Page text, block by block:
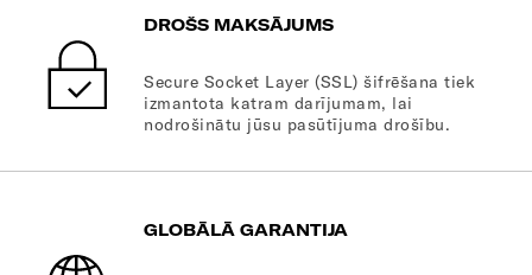
DROŠS MAKSĀJUMS
Secure Socket Layer (SSL) šifrēšana tiek
izmantota katram darījumam, lai
nodrošinātu jūsu pasūtījuma drošību.
GLOBĀLĀ GARANTIJA